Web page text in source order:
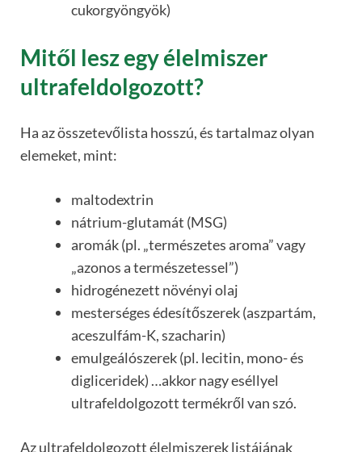
cukorgyöngyök)
Mitől lesz egy élelmiszer
ultrafeldolgozott?
Ha az összetevőlista hosszú, és tartalmaz olyan
elemeket, mint:
maltodextrin
nátrium-glutamát (MSG)
aromák (pl. „természetes aroma” vagy
„azonos a természetessel”)
hidrogénezett növényi olaj
mesterséges édesítőszerek (aszpartám,
aceszulfám-K, szacharin)
emulgeálószerek (pl. lecitin, mono- és
digliceridek) …akkor nagy eséllyel
ultrafeldolgozott termékről van szó.
Az ultrafeldolgozott élelmiszerek listájának